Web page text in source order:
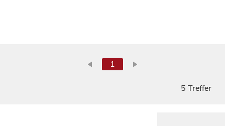
1
5 Treffer